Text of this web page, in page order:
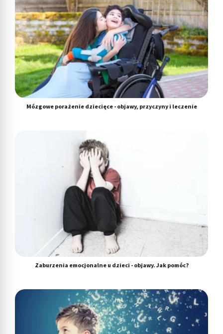
Mózgowe porażenie dziecięce - objawy, przyczyny i leczenie
Zaburzenia emocjonalne u dzieci - objawy. Jak pomóc?